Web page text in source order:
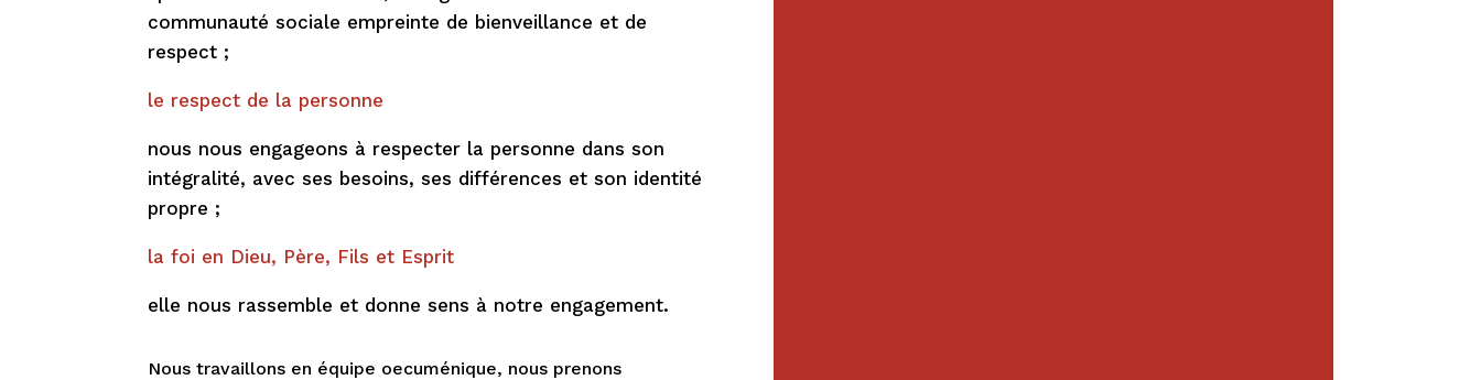
communauté sociale empreinte de bienveillance et de
respect ;
le respect de la personne
nous nous engageons à respecter la personne dans son
intégralité, avec ses besoins, ses différences et son identité
propre ;
la foi en Dieu, Père, Fils et Esprit
elle nous rassemble et donne sens à notre engagement.
Nous travaillons en équipe oecuménique, nous prenons